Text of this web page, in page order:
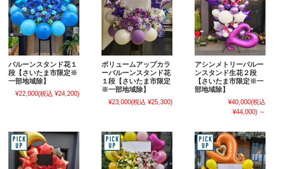
バルーンスタンド花１
段【さいたま市限定※
一部地域除】
¥22,000(税込 ¥24,200)
ボリュームアップカラ
ーバルーンスタンド花
１段【さいたま市限定
※一部地域除】
¥23,000(税込 ¥25,300)
アシンメトリーバルー
ンスタンド生花２段
【さいたま市限定※一
部地域除】
¥40,000(税込
¥44,000) ～